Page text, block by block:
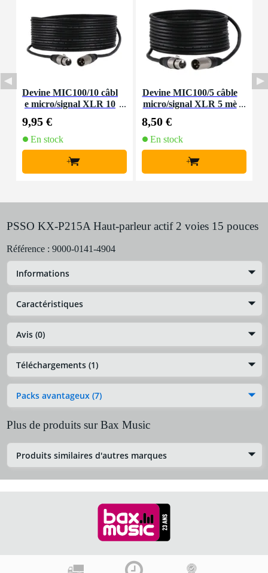
Devine MIC100/10 câbl
e micro/signal XLR 10
9,95 €
En stock
+
Devine MIC100/5 câble
micro/signal XLR 5 mè
8,50 €
En stock
+
PSSO KX-P215A Haut-parleur actif 2 voies 15 pouces
Référence : 9000-0141-4904
Informations
Caractéristiques
Avis (0)
Téléchargements (1)
Packs avantageux (7)
Plus de produits sur Bax Music
Produits similaires d'autres marques